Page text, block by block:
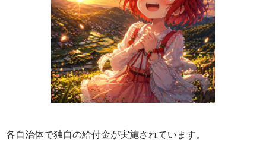
各自治体で独自の給付金が実施されています。